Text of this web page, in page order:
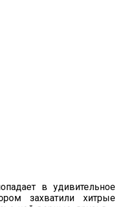
в удивительное
захватили хитрые